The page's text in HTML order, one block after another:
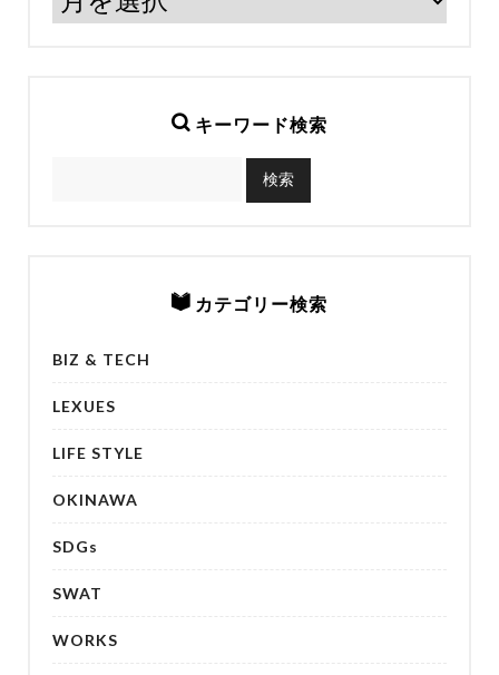
キーワード検索
カテゴリー検索
BIZ & TECH
LEXUES
LIFE STYLE
OKINAWA
SDGs
SWAT
WORKS